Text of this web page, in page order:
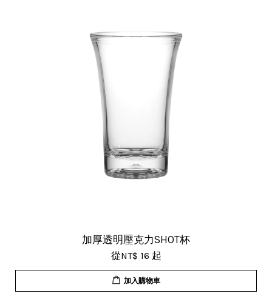
加厚透明壓克力SHOT杯
從NT$ 16 起
加入購物車